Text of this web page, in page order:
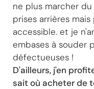
ne plus marcher
prises arrières
accessible. et je
embases à souder
défectueuses !
D'ailleurs, j'en
sait où acheter de